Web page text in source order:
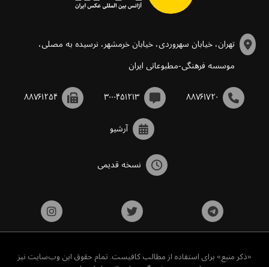
تهران، خیابان سهروردی، خیابان خرمشهر، نرسیده به مصلی،
موسسه فرهنگی-مطبوعاتی ایران
۸۸۷۶۱۷۲۰ ۳۰۰۰۴۵۱۲۱۳ ۸۸۷۶۱۲۵۴
آرشیو
نسخه قدیمی
«ذکر منبع» برای استفاده از مطالب کافیست. تمام حقوق این وب‌سایت نیز